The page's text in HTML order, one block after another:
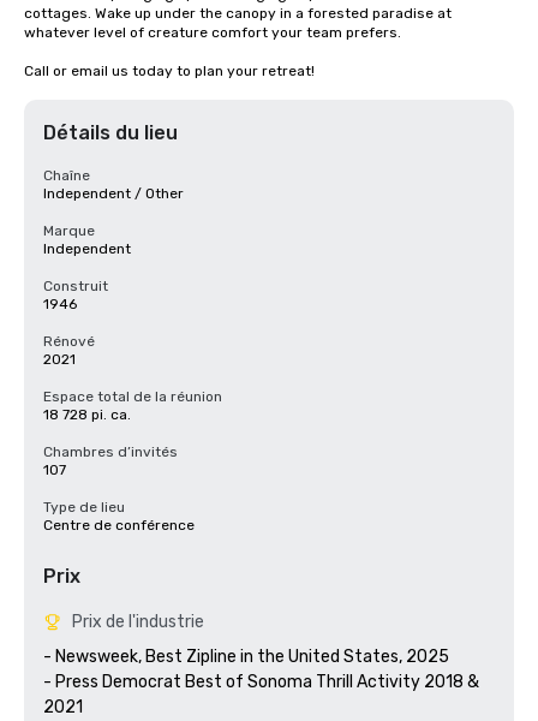
cottages. Wake up under the canopy in a forested paradise at
whatever level of creature comfort your team prefers.
Call or email us today to plan your retreat!
Détails du lieu
Chaîne
Independent / Other
Marque
Independent
Construit
1946
Rénové
2021
Espace total de la réunion
18 728 pi. ca.
Chambres d’invités
107
Type de lieu
Centre de conférence
Prix
Prix de l'industrie
- Newsweek, Best Zipline in the United States, 2025
- Press Democrat Best of Sonoma Thrill Activity 2018 &
2021